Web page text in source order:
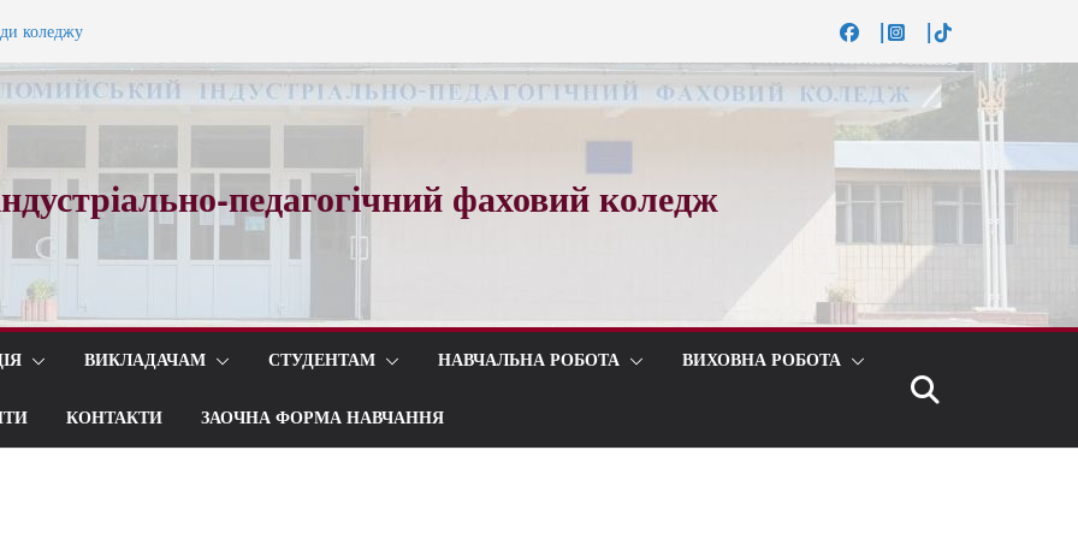
коледжу
вальсу…
педагогічний фаховий коледж
ВИКЛАДАЧАМ СТУДЕНТАМ НАВЧАЛЬНА РОБОТА ВИХОВНА РОБОТА
КОНТАКТИ ЗАОЧНА ФОРМА НАВЧАННЯ